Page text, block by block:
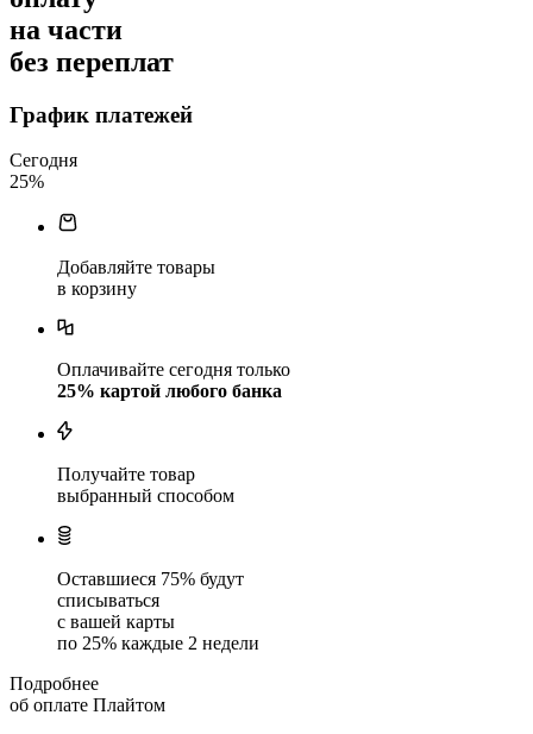
на части
без переплат
График платежей
Сегодня
25%
Добавляйте товары
в корзину
Оплачивайте сегодня только
25% картой любого банка
Получайте товар
выбранный способом
Оставшиеся 75% будут
списываться
с вашей карты
по 25% каждые 2 недели
Подробнее
об оплате Плайтом